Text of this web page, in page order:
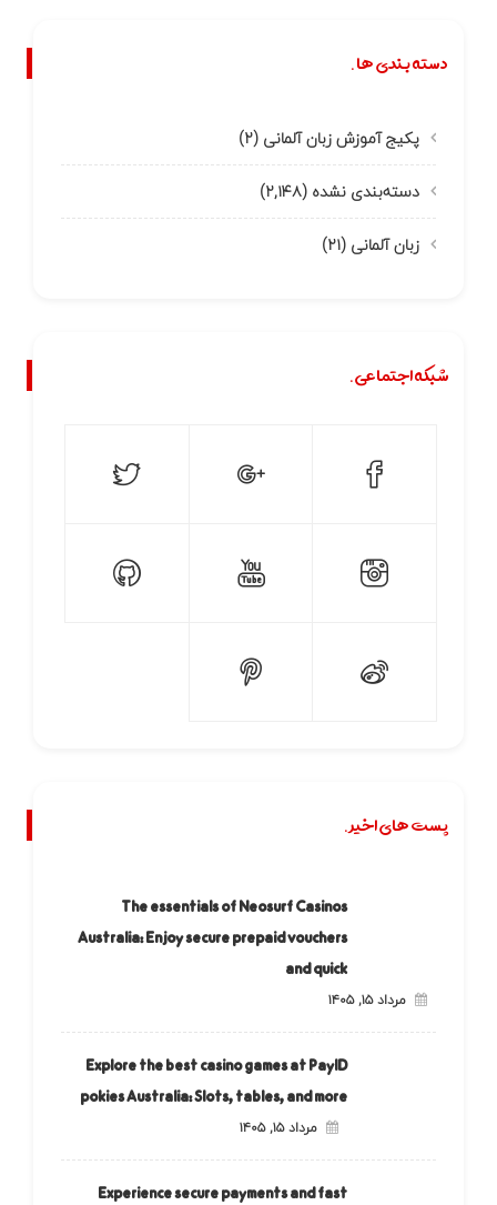
دسته بندی ها.
پکیج آموزش زبان آلمانی (۲)
دسته‌بندی نشده (۲,۱۴۸)
زبان آلمانی (۲۱)
شبکه اجتماعی.
پست های اخیر.
The essentials of Neosurf Casinos
Australia: Enjoy secure prepaid vouchers
and quick
مرداد ۱۵, ۱۴۰۵
Explore the best casino games at PayID
pokies Australia: Slots, tables, and more
مرداد ۱۵, ۱۴۰۵
Experience secure payments and fast